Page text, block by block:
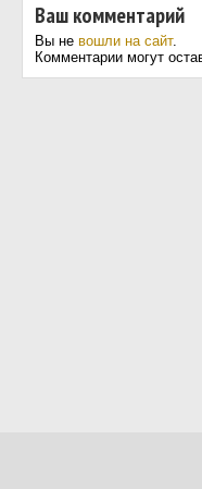
Ваш комментарий
Вы не вошли на сайт.
Комментарии могут